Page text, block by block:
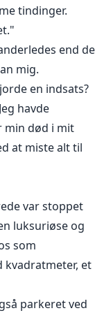
tindinger.
end de
mig.
en indsats?
havde
min død i mit
at miste alt til
var stoppet
luksuriøse og
som
kvadratmeter, et
parkeret ved